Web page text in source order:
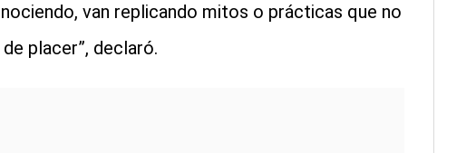
van replicando mitos o prácticas que no
placer”, declaró.